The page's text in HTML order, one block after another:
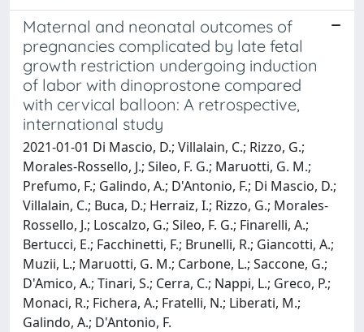
Maternal and neonatal outcomes of
pregnancies complicated by late fetal
growth restriction undergoing induction
of labor with dinoprostone compared
with cervical balloon: A retrospective,
international study
2021-01-01 Di Mascio, D.; Villalain, C.; Rizzo, G.;
Morales-Rossello, J.; Sileo, F. G.; Maruotti, G. M.;
Prefumo, F.; Galindo, A.; D'Antonio, F.; Di Mascio, D.;
Villalain, C.; Buca, D.; Herraiz, I.; Rizzo, G.; Morales-
Rossello, J.; Loscalzo, G.; Sileo, F. G.; Finarelli, A.;
Bertucci, E.; Facchinetti, F.; Brunelli, R.; Giancotti, A.;
Muzii, L.; Maruotti, G. M.; Carbone, L.; Saccone, G.;
D'Amico, A.; Tinari, S.; Cerra, C.; Nappi, L.; Greco, P.;
Monaci, R.; Fichera, A.; Fratelli, N.; Liberati, M.;
Galindo, A.; D'Antonio, F.